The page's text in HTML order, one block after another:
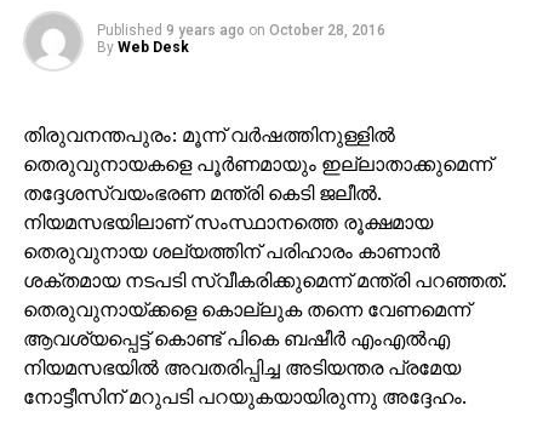
Published 9 years ago on October 28, 2016
By Web Desk
തിരുവനന്തപുരം: മൂന്ന് വര്‍ഷത്തിനുള്ളില്‍
തെരുവുനായകളെ പൂര്‍ണമായും ഇല്ലാതാക്കുമെന്ന്
തദ്ദേശസ്വയംഭരണ മന്ത്രി കെടി ജലീല്‍.
നിയമസഭയിലാണ് സംസ്ഥാനത്തെ രൂക്ഷമായ
തെരുവുനായ ശല്യത്തിന് പരിഹാരം കാണാന്‍
ശക്തമായ നടപടി സ്വീകരിക്കുമെന്ന് മന്ത്രി പറഞ്ഞത്.
തെരുവുനായ്ക്കളെ കൊല്ലുക തന്നെ വേണമെന്ന്
ആവശ്യപ്പെട്ട് കൊണ്ട് പികെ ബഷീര്‍ എംഎല്‍എ
നിയമസഭയില്‍ അവതരിപ്പിച്ച അടിയന്തര പ്രമേയ
നോട്ടീസിന് മറുപടി പറയുകയായിരുന്നു അദ്ദേഹം.